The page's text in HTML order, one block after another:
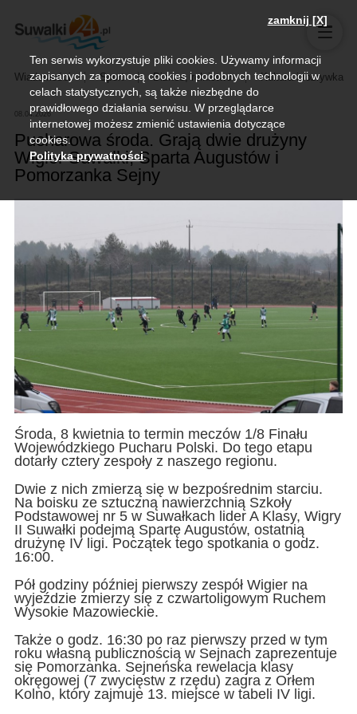
Wiadomości Sport Biznes, rolnictwo Kultura i rozrywka
08.04.2026
Pucharowa środa. Grają dwie drużyny
Wigier Suwałki, Sparta Augustów i
Pomorzanka Sejny
Środa, 8 kwietnia to termin meczów 1/8 Finału
Wojewódzkiego Pucharu Polski. Do tego etapu
dotarły cztery zespoły z naszego regionu.
Dwie z nich zmierzą się w bezpośrednim starciu.
Na boisku ze sztuczną nawierzchnią Szkoły
Podstawowej nr 5 w Suwałkach lider A Klasy, Wigry
II Suwałki podejmą Spartę Augustów, ostatnią
drużynę IV ligi. Początek tego spotkania o godz.
16:00.
Pół godziny później pierwszy zespół Wigier na
wyjeździe zmierzy się z czwartoligowym Ruchem
Wysokie Mazowieckie.
Także o godz. 16:30 po raz pierwszy przed w tym
roku własną publicznością w Sejnach zaprezentuje
się Pomorzanka. Sejneńska rewelacja klasy
okręgowej (7 zwycięstw z rzędu) zagra z Orłem
Kolno, który zajmuje 13. miejsce w tabeli IV ligi.
zamknij [X]
Ten serwis wykorzystuje pliki cookies. Używamy informacji
zapisanych za pomocą cookies i podobnych technologii w
celach statystycznych, są także niezbędne do
prawidłowego działania serwisu. W przeglądarce
internetowej możesz zmienić ustawienia dotyczące
cookies.
Polityka prywatności.